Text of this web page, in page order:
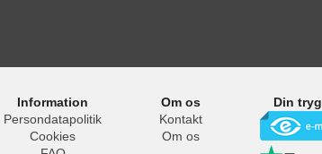
Information
Persondatapolitik
Cookies
Om os
Kontakt
Om os
Din